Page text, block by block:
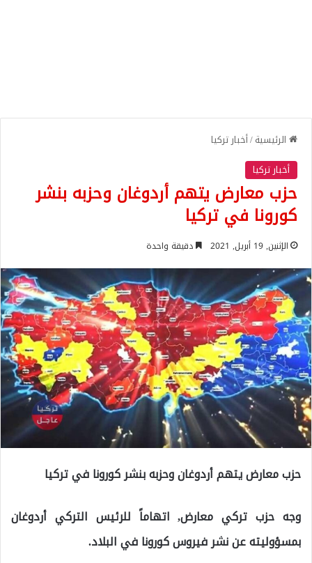
الرئيسية/أخبار تركيا
أخبار تركيا
حزب معارض يتهم أردوغان وحزبه بنشر
كورونا في تركيا
الإثنين, 19 أبريل, 2021 دقيقة واحدة
حزب معارض يتهم أردوغان وحزبه بنشر كورونا في تركيا
وجه حزب تركي معارض, اتهاماً للرئيس التركي أردوغان
بمسؤوليته عن نشر فيروس كورونا في البلاد.